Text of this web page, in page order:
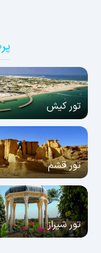
تور کیش
تور قشم
تور شیراز